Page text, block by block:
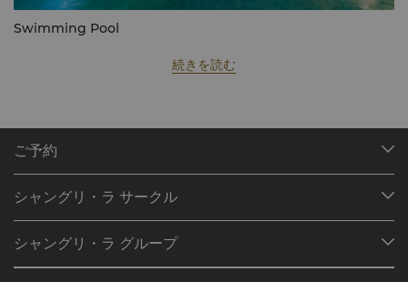
Swimming Pool
続きを読む
ご予約
ご予約の検索
レストラン＆バー
シャングリ・ラ サークル
シャングリ・ラ サークルに入会
シャングリ・ラ グループ